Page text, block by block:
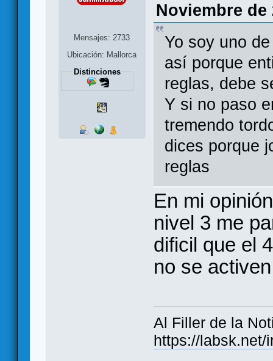
Mensajes: 2733
Ubicación: Mallorca
Distinciones
Noviembre de
Yo soy uno
así porque
reglas, debe
Y si no paso
tremendo
dices porque
reglas
En mi
nivel 3 me
dificil que el
no se
Al Filler de la
https://labsk.net/